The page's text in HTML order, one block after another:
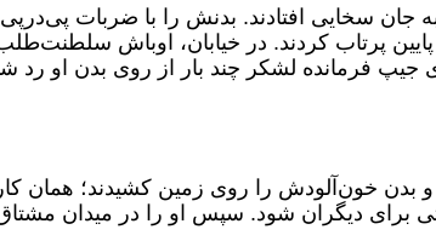
جان سخایی افتادند. بدنش را با ضربات پی‌درپی
پرتاب کردند. در خیابان، اوباش
جیپ فرمانده لشکر چند بار از روی بدن او رد
بدن خون‌آلودش را روی زمین کشیدند؛ همان
برای دیگران شود. سپس او را در میدان